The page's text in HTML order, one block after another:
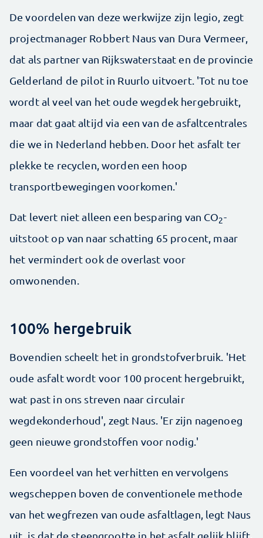
De voordelen van deze werkwijze zijn legio, zegt
projectmanager Robbert Naus van Dura Vermeer,
dat als partner van Rijkswaterstaat en de provincie
Gelderland de pilot in Ruurlo uitvoert. 'Tot nu toe
wordt al veel van het oude wegdek hergebruikt,
maar dat gaat altijd via een van de asfaltcentrales
die we in Nederland hebben. Door het asfalt ter
plekke te recyclen, worden een hoop
transportbewegingen voorkomen.'
Dat levert niet alleen een besparing van CO2-
uitstoot op van naar schatting 65 procent, maar
het vermindert ook de overlast voor
omwonenden.
100% hergebruik
Bovendien scheelt het in grondstofverbruik. 'Het
oude asfalt wordt voor 100 procent hergebruikt,
wat past in ons streven naar circulair
wegdekonderhoud', zegt Naus. 'Er zijn nagenoeg
geen nieuwe grondstoffen voor nodig.'
Een voordeel van het verhitten en vervolgens
wegscheppen boven de conventionele methode
van het wegfrezen van oude asfaltlagen, legt Naus
uit, is dat de steengrootte in het asfalt gelijk blijft.